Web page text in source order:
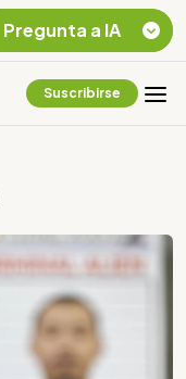
Suscribirse
Pregunta a IA
Amazonia Ecuatoriana
¿En que consiste la
tasa minera que rige en
Ecuador?